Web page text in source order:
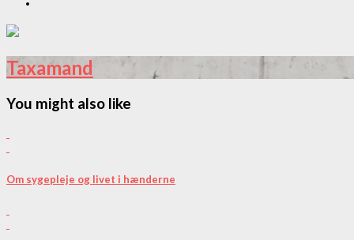
Taxamand
You might also like
Om sygepleje og livet i hænderne